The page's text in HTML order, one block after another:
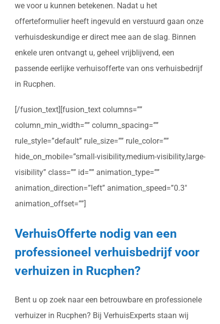
we voor u kunnen betekenen. Nadat u het
offerteformulier heeft ingevuld en verstuurd gaan onze
verhuisdeskundige er direct mee aan de slag. Binnen
enkele uren ontvangt u, geheel vrijblijvend, een
passende eerlijke verhuisofferte van ons verhuisbedrijf
in Rucphen.
[/fusion_text][fusion_text columns=””
column_min_width=”” column_spacing=””
rule_style=”default” rule_size=”” rule_color=””
hide_on_mobile=”small-visibility,medium-visibility,large-
visibility” class=”” id=”” animation_type=””
animation_direction=”left” animation_speed=”0.3″
animation_offset=””]
VerhuisOfferte nodig van een
professioneel verhuisbedrijf voor
verhuizen in Rucphen?
Bent u op zoek naar een betrouwbare en professionele
verhuizer in Rucphen? Bij VerhuisExperts staan wij